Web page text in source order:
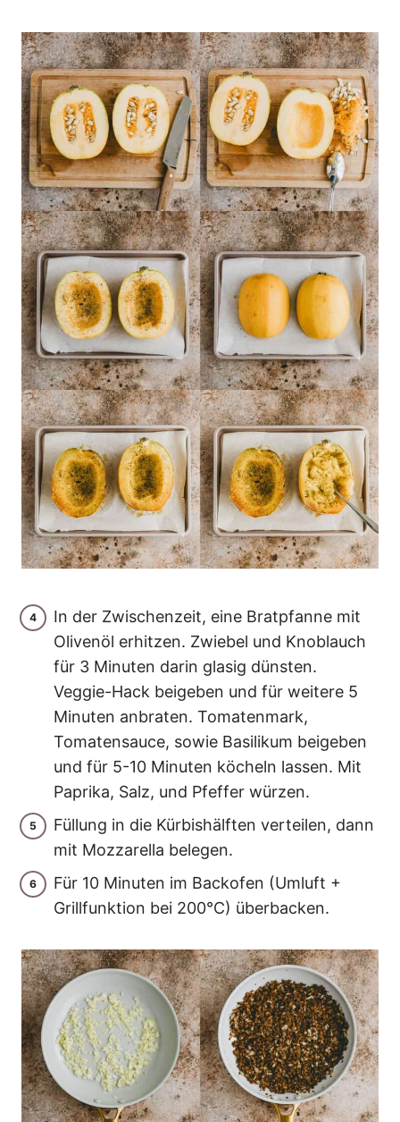
In der Zwischenzeit, eine Bratpfanne mit
Olivenöl erhitzen. Zwiebel und Knoblauch
für 3 Minuten darin glasig dünsten.
Veggie-Hack beigeben und für weitere 5
Minuten anbraten. Tomatenmark,
Tomatensauce, sowie Basilikum beigeben
und für 5-10 Minuten köcheln lassen. Mit
Paprika, Salz, und Pfeffer würzen.
Füllung in die Kürbishälften verteilen, dann
mit Mozzarella belegen.
Für 10 Minuten im Backofen (Umluft +
Grillfunktion bei 200°C) überbacken.